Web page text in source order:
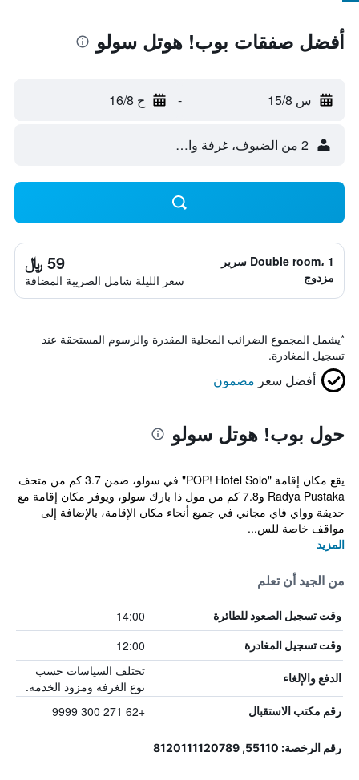
أفضل صفقات بوب! هوتل سولو
س 15/8 - ح 16/8
2 من الضيوف، غرفة واحدة
Double room، 1 سرير
مزدوج
59 ﷼
سعر الليلة شامل الصريبة المضافة
*يشمل المجموع الضرائب المحلية المقدرة والرسوم المستحقة عند
تسجيل المغادرة.
أفضل سعر مضمون
حول بوب! هوتل سولو
يقع مكان إقامة "POP! Hotel Solo" في سولو، ضمن 3.7 كم من متحف
Radya Pustaka و7.8 كم من مول ذا بارك سولو، ويوفر مكان إقامة مع
حديقة وواي فاي مجاني في جميع أنحاء مكان الإقامة، بالإضافة إلى
مواقف خاصة للس...
المزيد
من الجيد أن تعلم
وقت تسجيل الصعود للطائرة 14:00
وقت تسجيل المغادرة 12:00
الدفع والإلغاء
تختلف السياسات حسب
نوع الغرفة ومزود الخدمة.
رقم مكتب الاستقبال +62 271 300 9999
رقم الرخصة: 55110, 8120111120789